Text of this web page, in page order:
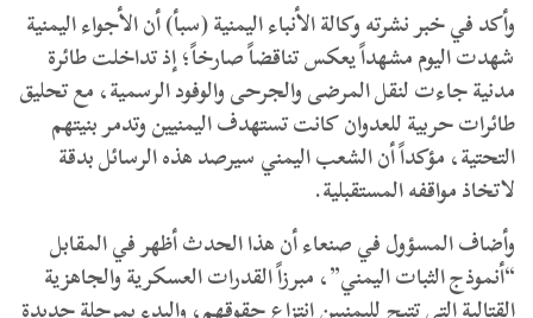
​وأكد في خبر نشرته وكالة الأنباء اليمنية (سبأ) أن الأجواء اليمنية
شهدت اليوم مشهداً يعكس تناقضاً صارخاً؛ إذ تداخلت طائرة
مدنية جاءت لنقل المرضى والجرحى والوفود الرسمية، مع تحليق
طائرات حربية للعدوان كانت تستهدف اليمنيين وتدمر بنيتهم
التحتية، مؤكداً أن الشعب اليمني سيرصد هذه الرسائل بدقة
لاتخاذ مواقفه المستقبلية.
​وأضاف المسؤول في صنعاء أن هذا الحدث أظهر في المقابل
“أنموذج الثبات اليمني”، مبرزاً القدرات العسكرية والجاهزية